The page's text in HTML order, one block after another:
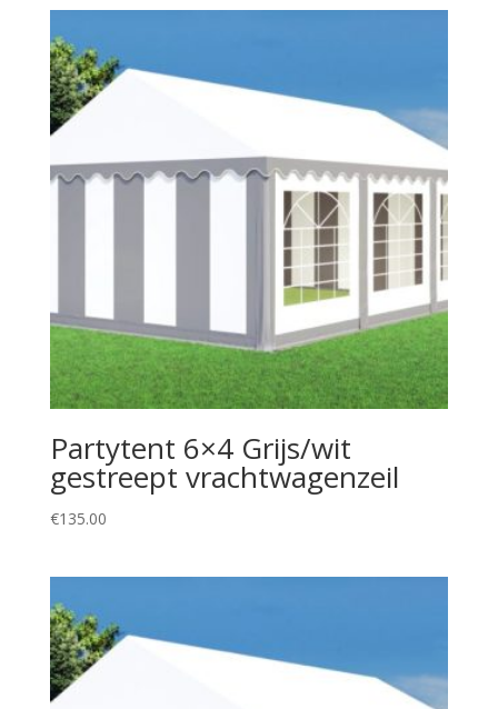
Partytent 6×4 Grijs/wit
gestreept vrachtwagenzeil
€135.00